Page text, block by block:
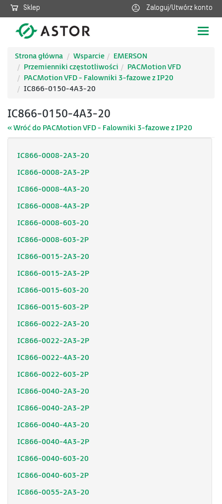
Sklep Zaloguj/Utwórz konto
Strona główna
Wsparcie
EMERSON
Przemienniki częstotliwości
PACMotion VFD
PACMotion VFD - Falowniki 3-fazowe z IP20
IC866-0150-4A3-20
IC866-0150-4A3-20
« Wróć do PACMotion VFD - Falowniki 3-fazowe z IP20
IC866-0008-2A3-20
IC866-0008-2A3-2P
IC866-0008-4A3-20
IC866-0008-4A3-2P
IC866-0008-603-20
IC866-0008-603-2P
IC866-0015-2A3-20
IC866-0015-2A3-2P
IC866-0015-603-20
IC866-0015-603-2P
IC866-0022-2A3-20
IC866-0022-2A3-2P
IC866-0022-4A3-20
IC866-0022-603-2P
IC866-0040-2A3-20
IC866-0040-2A3-2P
IC866-0040-4A3-20
IC866-0040-4A3-2P
IC866-0040-603-20
IC866-0040-603-2P
IC866-0055-2A3-20